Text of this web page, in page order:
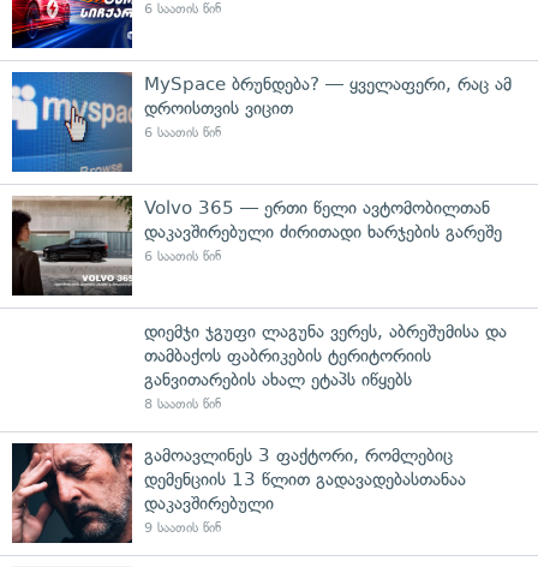
6 საათის წინ
MySpace ბრუნდება? — ყველაფერი, რაც ამ
დროისთვის ვიცით
6 საათის წინ
Volvo 365 — ერთი წელი ავტომობილთან
დაკავშირებული ძირითადი ხარჯების გარეშე
6 საათის წინ
დიემჯი ჯგუფი ლაგუნა ვერეს, აბრეშუმისა და
თამბაქოს ფაბრიკების ტერიტორიის
განვითარების ახალ ეტაპს იწყებს
8 საათის წინ
გამოავლინეს 3 ფაქტორი, რომლებიც
დემენციის 13 წლით გადავადებასთანაა
დაკავშირებული
9 საათის წინ